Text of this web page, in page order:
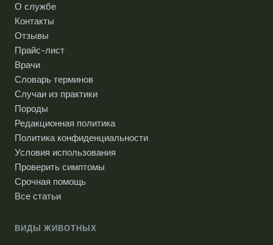
О службе
Контакты
Отзывы
Прайс-лист
Врачи
Словарь терминов
Случаи из практики
Породы
Редакционная политика
Политика конфиденциальности
Условия использования
Проверить симптомы
Срочная помощь
Все статьи
ВИДЫ ЖИВОТНЫХ